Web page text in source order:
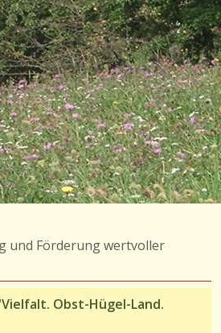
und Förderung wertvoller
Obst-Hügel-Land.